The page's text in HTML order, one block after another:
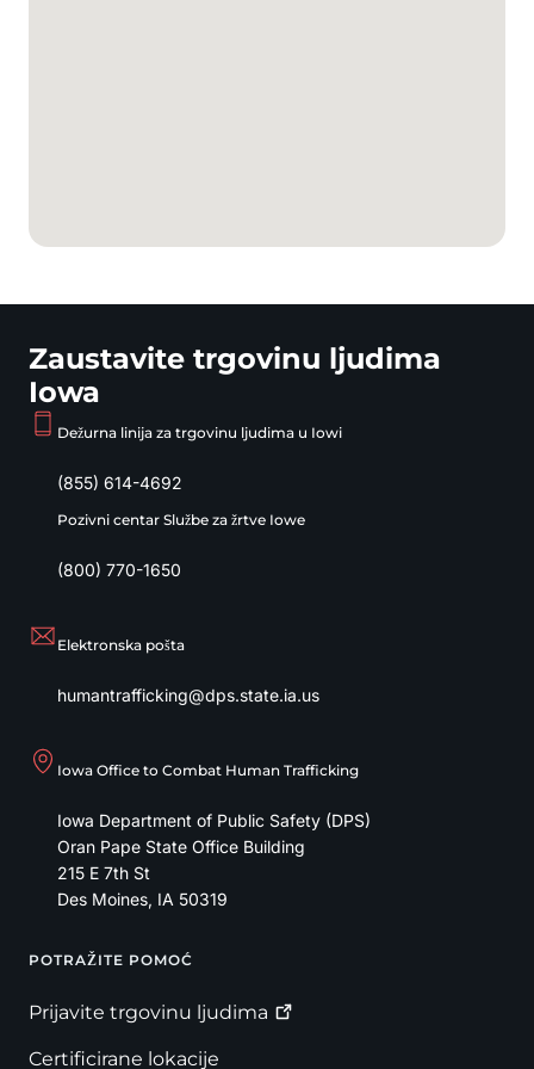
Zaustavite trgovinu ljudima
Iowa
Dežurna linija za trgovinu ljudima u Iowi
(855) 614-4692
Pozivni centar Službe za žrtve Iowe
(800) 770-1650
Elektronska pošta
humantrafficking@dps.state.ia.us
Iowa Office to Combat Human Trafficking
Iowa Department of Public Safety (DPS)
Oran Pape State Office Building
215 E 7th St
Des Moines, IA 50319
Footer
POTRAŽITE POMOĆ
Prijavite trgovinu ljudima
Certificirane lokacije